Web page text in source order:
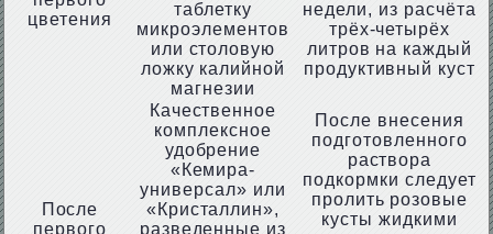
цветения
таблетку
микроэлементов
или столовую
ложку калийной
магнезии
недели, из расчёта
трёх-четырёх
литров на каждый
продуктивный куст
После
первого
Качественное
комплексное
удобрение
«Кемира-
универсал» или
«Кристаллин»,
разведенные из
После внесения
подготовленного
раствора
подкормки следует
пролить розовые
кусты жидкими